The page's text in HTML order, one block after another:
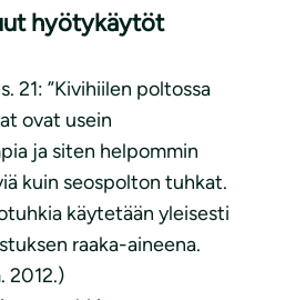
hyötykäytöt
21: ”Kivihiilen poltossa
ovat usein
ja siten helpommin
kuin seospolton tuhkat.
käytetään yleisesti
raaka-aineena.
2012.)